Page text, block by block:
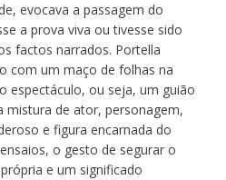
evocava a passagem do
a prova viva ou tivesse sido
factos narrados. Portella
com um maço de folhas na
espectáculo, ou seja, um guião
mistura de ator, personagem,
e figura encarnada do
o gesto de segurar o
e um significado